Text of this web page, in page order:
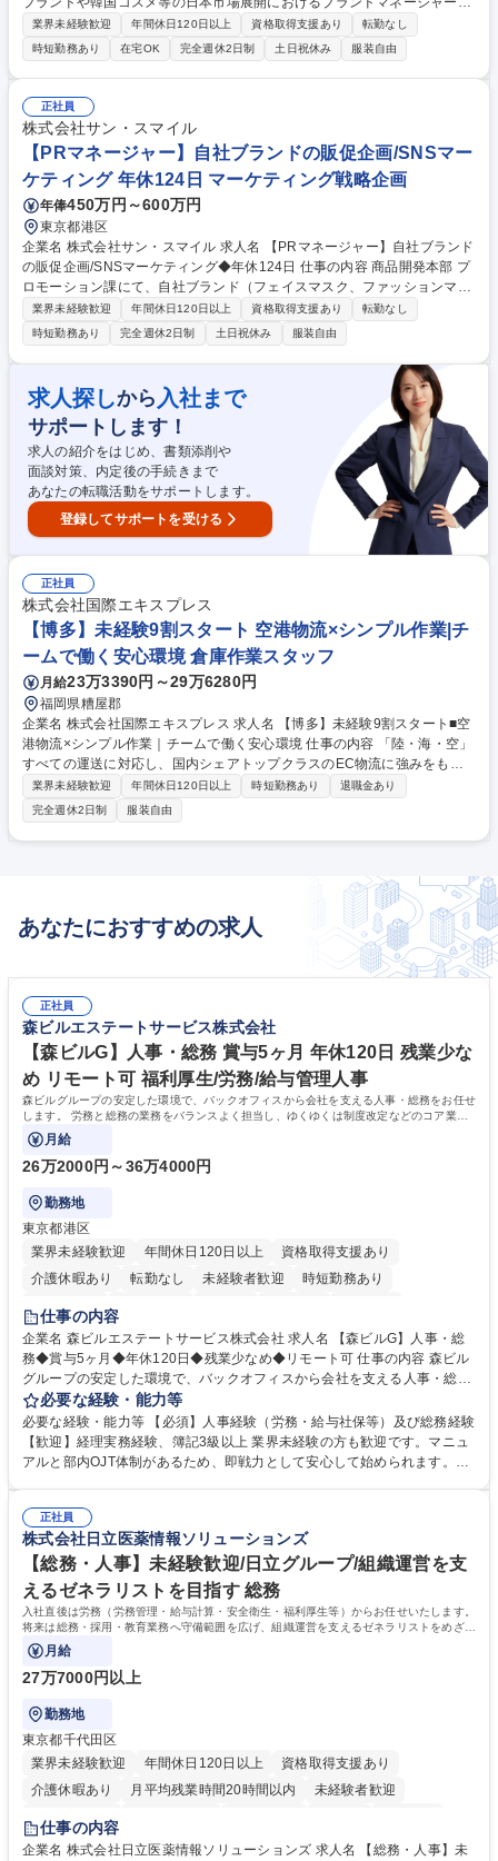
お任せ。次のトレンドを生み出すために市場ニーズをいち早く商品化する
柔軟性と即断速攻のスピード感を期待します。 ■戦略立案:競合、顧客、ト
レンドを多角的に分析。市場の兆しを捉え、ブランドが勝つための戦略を
考案。 ■商品企画: 具体的なコンセプト、ターゲットを製品仕様に落とし
込み、商品の骨格を作成。 ■クリエイティブディレクション:パッケージデ
ザイン、キャッチコピー、ディスプレイ等ブランドの世界観を落とし込
み。 ■セールス＆マーケティング連携:営業部門と連携し、ブランド力を高
める施策を考案。 募集職種 【商品企画】MASCODEなどヒット商品多数
★次のヒット作を生む商品企画職
業界未経験歓迎 年間休日120日以上 資格取得支援あり
転勤なし
時短勤務あり
在宅OK 完全週休2日制 土日祝休み 服装自由
正社員
株式会社サン・スマイル
【PRマネージャー】自社ブランドの販促企画/SNSマー
ケティング 年休124日 マーケティング戦略企画
年俸450万円～600万円
東京都港区
企業名 株式会社サン・スマイル 求人名 【PRマネージャー】自社ブランド
の販促企画/SNSマーケティング◆年休124日 仕事の内容 商品開発本部 プ
ロモーション課にて、自社ブランド（フェイスマスク、ファッションマス
ク等）の価値を最大化し、購買へ繋げるための戦略立案・実行をお任せし
ます。 ◆SNS/インフルエンサーマーケティング戦略 ◆Instagram/TikTok/
YouTube/Xを活用したキャンペーン/露出設計 ◆外部パートナー (代理店/
クリエイター)との折衝/進行管理 ◆インサイト分析に基づく投稿改善 ◆実
売連動型のプロモーション企画 ◆営業部門と連携し卸先 (ドラッグストア/
バラエティショップ)のセルインや店頭POSの施策立案 ◆ターゲット設定/
効果的なハッシュタグ・コピーの検討等 募集職種 【PRマネージャー】自
社ブランドの販促企画/SNSマーケティング◆年休124日
業界未経験歓迎 年間休日120日以上 資格取得支援あり
転勤なし
時短勤務あり
完全週休2日制 土日祝休み 服装自由
求人探しから 入社まで
サポートします！
求人の紹介をはじめ、書類添削や
面談対策、内定後の手続きまで
あなたの転職活動をサポートします。
登録してサポートを受ける
正社員
株式会社国際エキスプレス
【博多】未経験9割スタート 空港物流×シンプル作業|チ
ームで働く安心環境 倉庫作業スタッフ
月給23万3390円～29万6280円
福岡県糟屋郡
企業名 株式会社国際エキスプレス 求人名 【博多】未経験9割スタート■空
港物流×シンプル作業｜チームで働く安心環境 仕事の内容 「陸・海・空」
すべての運送に対応し、国内シェアトップクラスのEC物流に強みをもつ
当社にて、港・空港から到着した貨物の搬入作業をお任せします。全社員
のうち外国人が4割、延べ11か国に及び、国際色豊かな社風 ・取り扱い品
目：EC物流（コスメ・アパレル・家具など）、一般海上貨物 ※一部20～
30kg程度の重量物を含みます ・ハンディターミナルを使用した貨物デー
グ機器（ベルトコンベア等）を用いた仕分け ・派遣スタッフへの作業指
示・現場サポート ※倉庫内は自動化が進んでおり、物量に対して効率よく
作業できる環境です。 募集職種 【博多】未経験9割スタート■空港物流×シ
ンプル作業｜チームで働く安心環境
業界未経験歓迎 年間休日120日以上 時短勤務あり
退職金あり
完全週休2日制
服装自由
あなたにおすすめの求人
正社員
森ビルエステートサービス株式会社
【森ビルG】人事・総務 賞与5ヶ月 年休120日 残業少な
め リモート可 福利厚生/労務/給与管理人事
森ビルグループの安定した環境で、バックオフィスから会社を支える人事・総務をお任せ
します。 労務と総務の業務をバランスよく担当し、ゆくゆくは制度改定などのコア業務
にも挑戦できる、やりがいある環境です。
月給
26万2000円～36万4000円
勤務地
東京都港区
業界未経験歓迎
年間休日120日以上
資格取得支援あり
介護休暇あり
転勤なし 未経験者歓迎
時短勤務あり
経験者歓迎
完全週休2日制
交通費支給 長期歓迎 駅近5分以内 土日祝休み
仕事の内容
企業名 森ビルエステートサービス株式会社 求人名 【森ビルG】人事・総
務◆賞与5ヶ月◆年休120日◆残業少なめ◆リモート可 仕事の内容 森ビル
グループの安定した環境で、バックオフィスから会社を支える人事・総務
をお任せします。 労務と総務の業務をバランスよく担当し、ゆくゆくは制
度改定などのコア業務にも挑戦できる、やりがいある環境です。 ■勤怠管
理、給与計算、社会保険手続き、年末調整等の労務管理全般 ■入退社手続
き、社内規定の改定や人事制度改定などのコア業務 ■社内イベントの企画
でも質問・相談できる環境が整っているため、安心して成長できます。 募
集職種 【森ビルG】人事・総務◆賞与5ヶ月◆年休120日◆残業少なめ◆
リモート可
必要な経験・能力等
必要な経験・能力等 【必須】人事経験（労務・給与社保等）及び総務経験
【歓迎】経理実務経験、簿記3級以上 業界未経験の方も歓迎です。マニュ
アルと部内OJT体制があるため、即戦力として安心して始められます。
務に挑戦できるため、自身の成長と組織への貢献度をダイレクトに実感で
きます。 残業少なめ、週1日リモート可など、ワークライフバランスを保
ち長期活躍できる環境です。 「これまでの幅広い経験を活かし、長期的な
キャリアを築きたい」という前向きな意欲と挑戦を全力で応援します。 学
歴・資格 学歴：大学院 大学 高専 短大 専修学校 高校 語学力： 資格：日商
簿記検定1級 日商簿記検定2級 日商簿記検定3級
正社員
株式会社日立医薬情報ソリューションズ
【総務・人事】未経験歓迎/日立グループ/組織運営を支
えるゼネラリストを目指す 総務
入社直後は労務（労務管理・給与計算・安全衛生・福利厚生等）からお任せいたします。
将来は総務・採用・教育業務へ守備範囲を広げ、組織運営を支えるゼネラリストをめざせ
ます。
月給
27万7000円以上
勤務地
東京都千代田区
業界未経験歓迎
年間休日120日以上
資格取得支援あり
介護休暇あり
月平均残業時間20時間以内
未経験者歓迎
住宅手当あり
育休あり
完全週休2日制 交通費支給 土日祝休み 寮・社宅あり
仕事の内容
企業名 株式会社日立医薬情報ソリューションズ 求人名 【総務・人事】未